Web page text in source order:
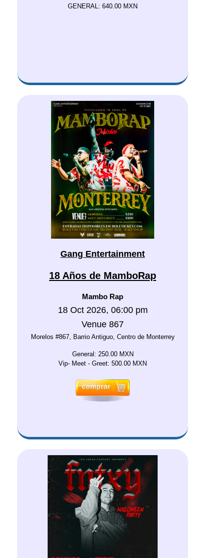
GENERAL: 640.00 MXN
Gang Entertainment
18 Años de MamboRap
Mambo Rap
18 Oct 2026, 06:00 pm
Venue 867
Morelos #867, Barrio Antiguo, Centro de Monterrey
General: 250.00 MXN
Vip- Meet - Greet: 500.00 MXN